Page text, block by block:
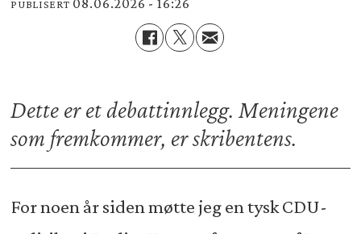
PUBLISERT 08.06.2026 - 16:26
Dette er et debattinnlegg. Meningene
som fremkommer, er skribentens.
For noen år siden møtte jeg en tysk CDU-